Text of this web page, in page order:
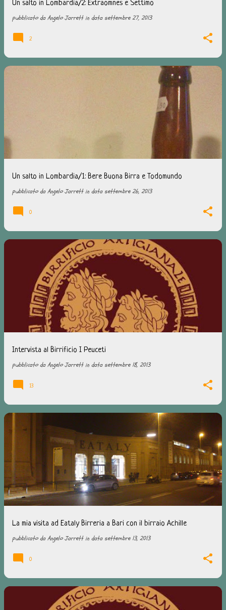
Un salto in Lombardia/2: Extraomnes e Settimo
pubblicato daAngelo Jarrett in data settembre 27, 2013
2
Un salto in Lombardia/1: Bere Buona Birra e Todomundo
pubblicato daAngelo Jarrett in data settembre 26, 2013
0
Intervista al Birrificio I Peuceti
pubblicato daAngelo Jarrett in data settembre 18, 2013
13
La mia visita ad Eataly Birreria a Bari con il birraio Achille
pubblicato daAngelo Jarrett in data settembre 13, 2013
0